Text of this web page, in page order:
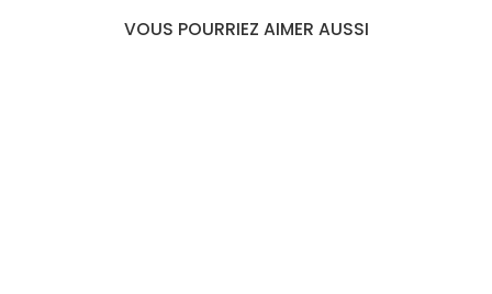
VOUS POURRIEZ AIMER AUSSI